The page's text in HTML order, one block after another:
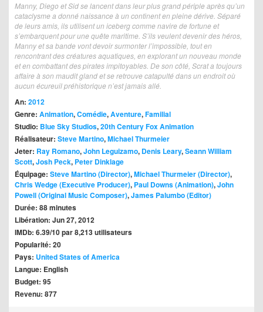
Manny, Diego et Sid se lancent dans leur plus grand périple après qu’un
cataclysme a donné naissance à un continent en pleine dérive. Séparé
de leurs amis, ils utilisent un iceberg comme navire de fortune et
s’embarquent pour une quête maritime. S’ils veulent devenir des héros,
Manny et sa bande vont devoir surmonter l’impossible, tout en
rencontrant des créatures aquatiques, en explorant un nouveau monde
et en combattant des pirates impitoyables. De son côté, Scrat a toujours
affaire à son maudit gland et se retrouve catapulté dans un endroit où
aucun écureuil préhistorique n’est jamais allé.
An: 2012
Genre: Animation,Comédie,Aventure,Familial
Studio: Blue Sky Studios,20th Century Fox Animation
Réalisateur: Steve Martino,Michael Thurmeier
Jeter: Ray Romano,John Leguizamo, Denis Leary,Seann William
Scott,Josh Peck, Peter Dinklage
Équipage: Steve Martino (Director),Michael Thurmeier (Director),
Chris Wedge (Executive Producer), Paul Downs (Animation),John
Powell (Original Music Composer),James Palumbo (Editor)
Durée: 88 minutes
Libération: Jun 27, 2012
IMDb: 6.39/10 par 8,213 utilisateurs
Popularité: 20
Pays: United States of America
Langue: English
Budget: 95
Revenu: 877